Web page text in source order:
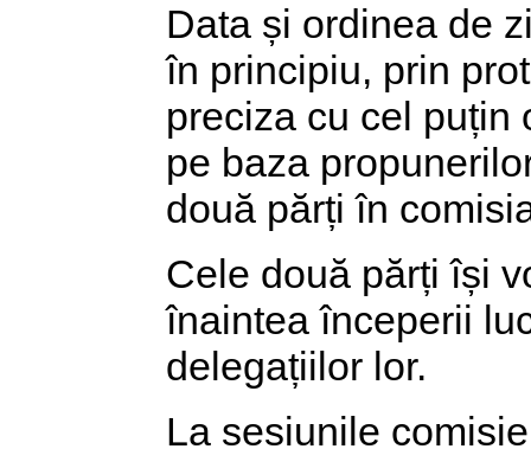
Data și ordinea de
în principiu, prin
preciza cu cel puțin
pe baza
două părți în
Cele două părți își
înaintea începerii
delegațiilor lor.
La sesiunile